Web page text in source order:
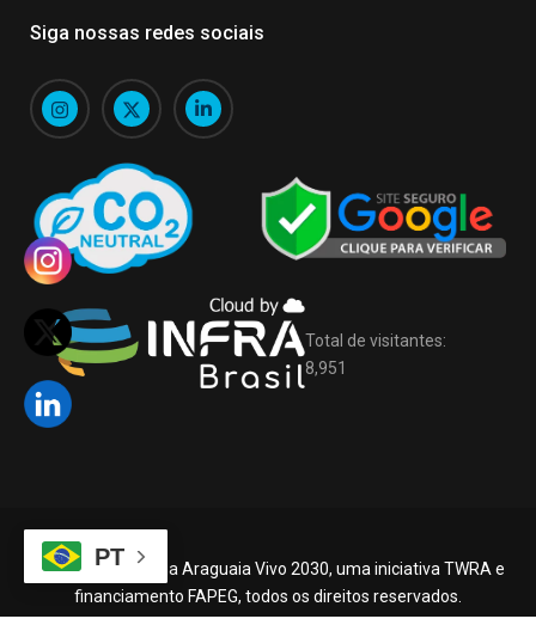
Siga nossas redes sociais
Total de visitantes:
8,951
©2026 – Programa Araguaia Vivo 2030, uma iniciativa TWRA e
financiamento FAPEG, todos os direitos reservados.
PT